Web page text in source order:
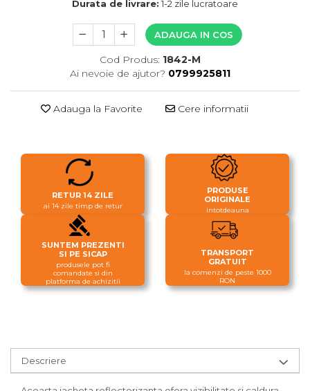
Durata de livrare: 1-2 zile lucratoare
ADAUGA IN COS
Cod Produs: 1842-M
Ai nevoie de ajutor? 0799925811
Adauga la Favorite Cere informatii
RETUR 14 ZILE
ai 14 zile timp de retur
PRODUSE
ORIGINALE
intotdeauna
SUNTEM PREZENTI
SI PE SICAP
produsele pot fi
comandate si din
platforma de achizitii
TRANSPORT
GRATUIT
la comenzi de peste 1000
RON
Descriere